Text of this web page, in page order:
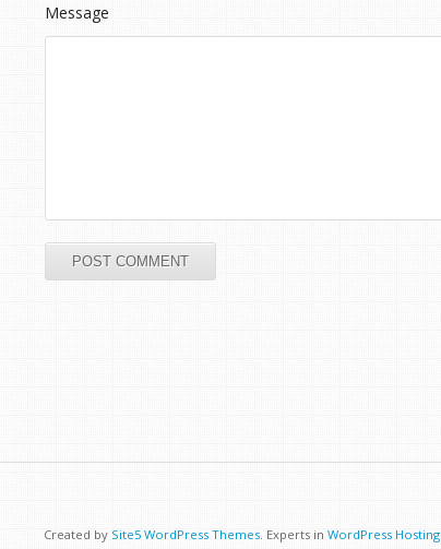
Message
Created by Site5 WordPress Themes . Experts inWordPress Hosting